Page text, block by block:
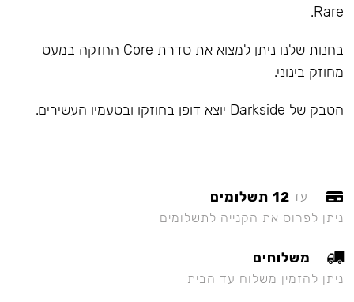
Rare.
בחנות שלנו ניתן למצוא את סדרת Core החזקה במעט
מחוזק בינוני.
הטבק של Darkside יוצא דופן בחוזקו ובטעמיו העשירים.
עד 12 תשלומים
ניתן לפרוס את הקנייה לתשלומים
משלוחים
ניתן להזמין משלוח עד הבית